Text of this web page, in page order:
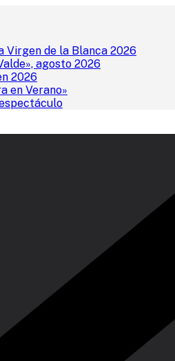
Virgen de la Blanca 2026
agosto 2026
2026
en Verano»